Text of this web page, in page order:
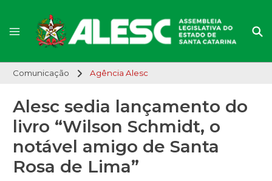
Comunicação Agência Alesc
Alesc sedia lançamento do
livro “Wilson Schmidt, o
notável amigo de Santa
Rosa de Lima”